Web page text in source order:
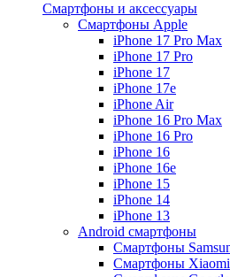
Смартфоны и аксессуары
Смартфоны Apple
iPhone 17 Pro Max
iPhone 17 Pro
iPhone 17
iPhone 17e
iPhone Air
iPhone 16 Pro Max
iPhone 16 Pro
iPhone 16
iPhone 16e
iPhone 15
iPhone 14
iPhone 13
Android cмартфоны
Смартфоны
Смартфоны Xiaomi